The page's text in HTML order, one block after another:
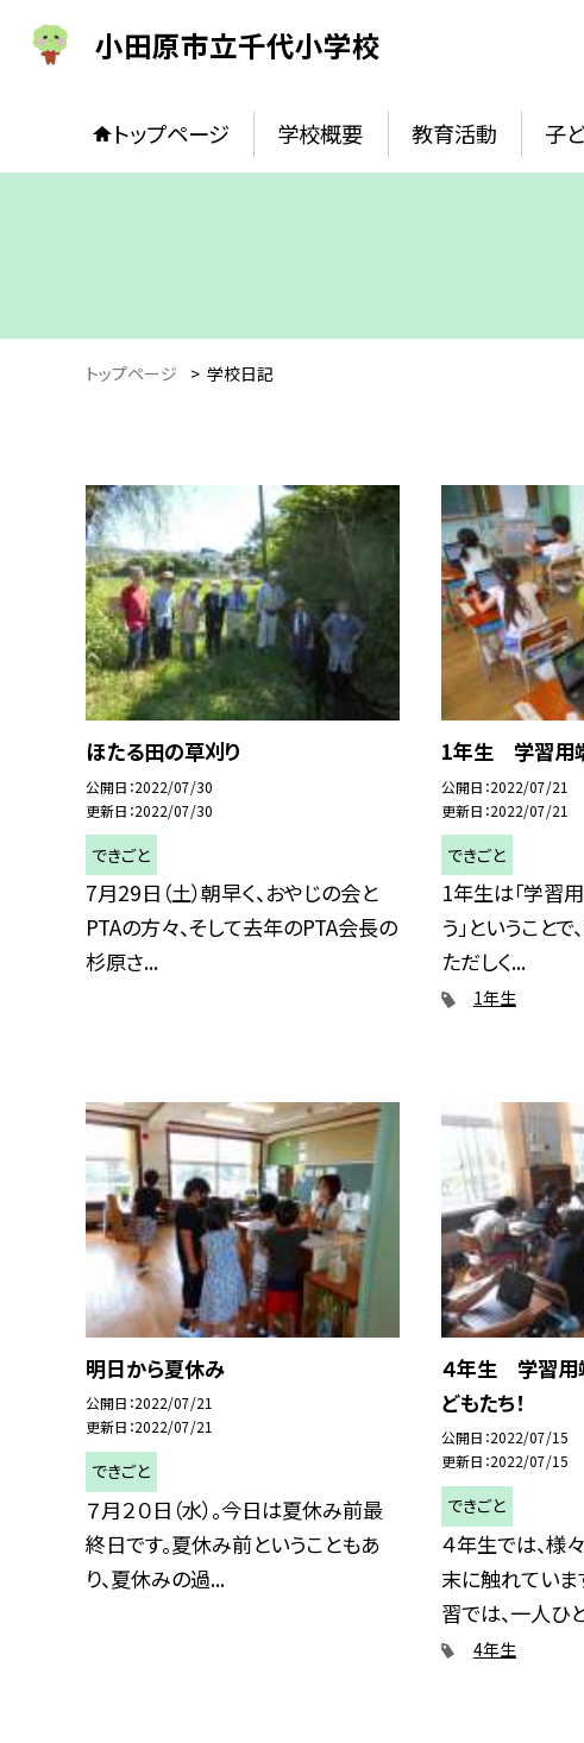
小田原市立千代小学校
トップページ 学校概要 教育活動 子
トップページ > 学校日記
ほたる田の草刈り
公開日 2022/07/30
更新日 2022/07/30
できごと
7月29日（土）朝早く、おやじの会と
PTAの方々、そして去年のPTA会長の
杉原さ...
1年生 学習用端
公開日 2022/07/21
更新日 2022/07/21
できごと
1年生は「学習
う」ということで
ただしく...
1年生
明日から夏休み
公開日 2022/07/21
更新日 2022/07/21
できごと
７月２０日（水）。今日は夏休み前最
終日です。夏休み前ということもあ
り、夏休みの過...
４年生 学習用
どもたち！
公開日 2022/07/15
更新日 2022/07/15
できごと
４年生では、様
末に触れていま
習では、一人ひ
4年生